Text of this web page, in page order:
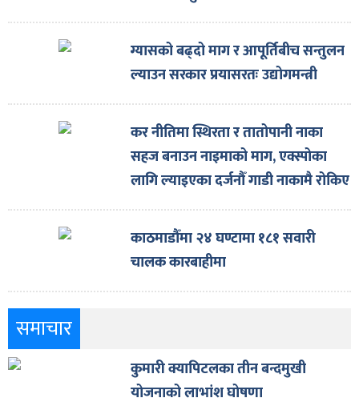
ग्यासको बढ्दो माग र आपूर्तिबीच सन्तुलन
ल्याउन सरकार प्रयासरतः उद्योगमन्त्री
कर नीतिमा स्थिरता र तातोपानी नाका
सहज बनाउन नाइमाको माग, एक्स्पोका
लागि ल्याइएका दर्जनौँ गाडी नाकामै रोकिए
काठमाडौँमा २४ घण्टामा १८१ सवारी
चालक कारबाहीमा
समाचार
कुमारी क्यापिटलका तीन बन्दमुखी
योजनाको लाभांश घोषणा